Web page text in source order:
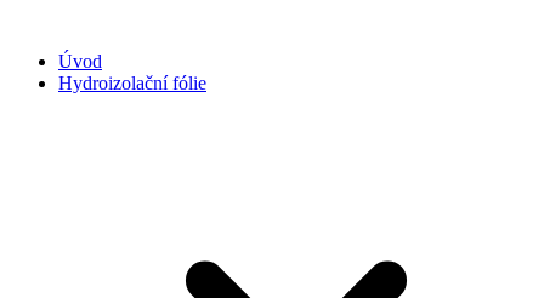
Úvod
Hydroizolační fólie